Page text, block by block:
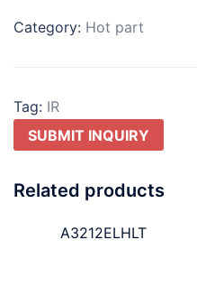
Category: Hot part
Tag: IR
SUBMIT INQUIRY
Related products
A3212ELHLT